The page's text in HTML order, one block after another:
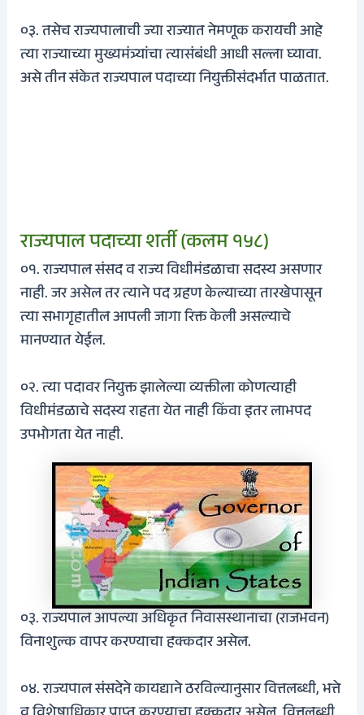
०३. तसेच राज्यपालाची ज्या राज्यात नेमणूक करायची आहे
त्या राज्याच्या मुख्यमंत्र्यांचा त्यासंबंधी आधी सल्ला घ्यावा.
असे तीन संकेत राज्यपाल पदाच्या नियुक्तीसंदर्भात पाळतात.
राज्यपाल पदाच्या शर्ती (कलम १५८)
०१. राज्यपाल संसद व राज्य विधीमंडळाचा सदस्य असणार
नाही. जर असेल तर त्याने पद ग्रहण केल्याच्या तारखेपासून
त्या सभागृहातील आपली जागा रिक्त केली असल्याचे
मानण्यात येईल.
०२. त्या पदावर नियुक्त झालेल्या व्यक्तीला कोणत्याही
विधीमंडळाचे सदस्य राहता येत नाही किंवा इतर लाभपद
उपभोगता येत नाही.
०३. राज्यपाल आपल्या अधिकृत निवासस्थानाचा (राजभवन)
विनाशुल्क वापर करण्याचा हक्कदार असेल.
०४. राज्यपाल संसदेने कायद्याने ठरविल्यानुसार वित्तलब्धी, भत्ते